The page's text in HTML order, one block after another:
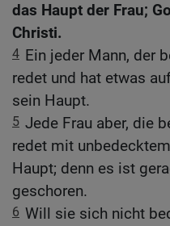
das Haupt der Frau;
Christi.
4 Ein jeder Mann, der
redet und hat etwas
sein Haupt.
5 Jede Frau aber, die
redet mit
Haupt; denn es ist
geschoren.
6 Will sie sich nicht